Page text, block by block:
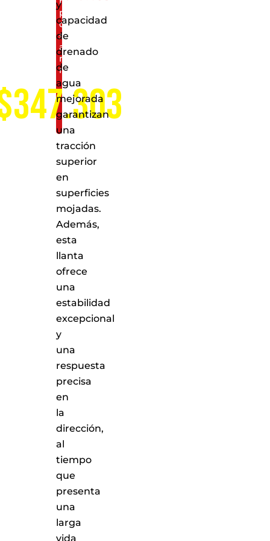
puntos
de
servicio
a
nivel
nacional
y
capacidad
de
drenado
de
agua
mejorada
garantizan
una
tracción
superior
en
superficies
mojadas.
Además,
esta
llanta
ofrece
una
estabilidad
excepcional
y
una
respuesta
precisa
en
la
dirección,
al
tiempo
que
presenta
una
larga
vida